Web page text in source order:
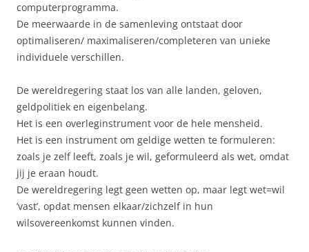
computerprogramma.
De meerwaarde in de samenleving ontstaat door
optimaliseren/ maximaliseren/completeren van unieke
individuele verschillen.
De wereldregering staat los van alle landen, geloven,
geldpolitiek en eigenbelang.
Het is een overleginstrument voor de hele mensheid.
Het is een instrument om geldige wetten te formuleren:
zoals je zelf leeft, zoals je wil, geformuleerd als wet, omdat
jij je eraan houdt.
De wereldregering legt geen wetten op, maar legt wet=wil
’vast’, opdat mensen elkaar/zichzelf in hun
wilsovereenkomst kunnen vinden.